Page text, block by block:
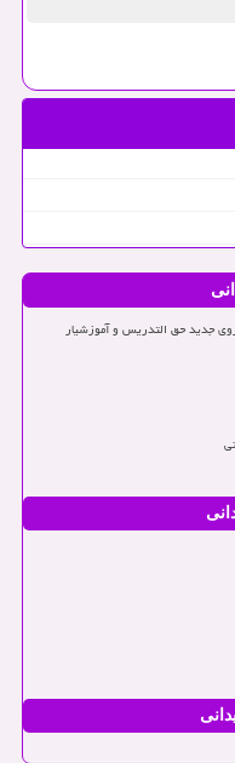
جدید حق التدریس و آموزشیار